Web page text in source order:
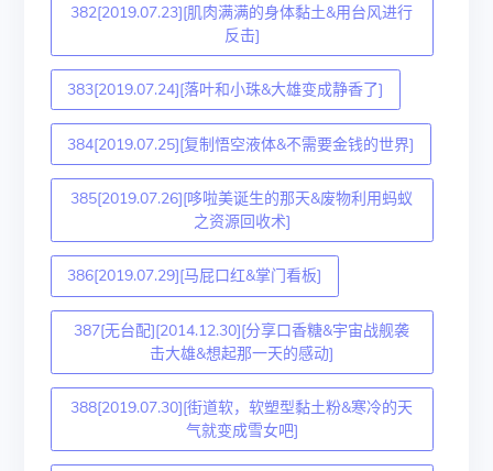
382[2019.07.23][肌肉满满的身体黏土&用台风进行
反击]
383[2019.07.24][落叶和小珠&大雄变成静香了]
384[2019.07.25][复制悟空液体&不需要金钱的世界]
385[2019.07.26][哆啦美诞生的那天&废物利用蚂蚁
之资源回收术]
386[2019.07.29][马屁口红&掌门看板]
387[无台配][2014.12.30][分享口香糖&宇宙战舰袭
击大雄&想起那一天的感动]
388[2019.07.30][街道软，软塑型黏土粉&寒冷的天
气就变成雪女吧]